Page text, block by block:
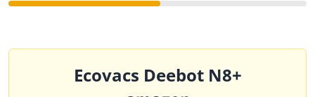
Ecovacs Deebot N8+